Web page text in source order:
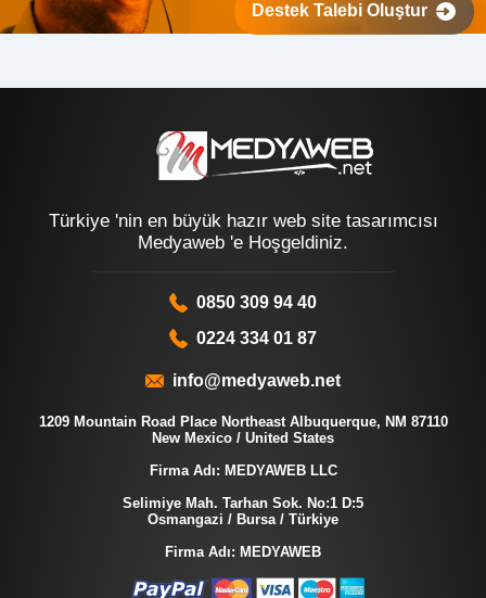
Destek Talebi Oluştur
Türkiye 'nin en büyük hazır web site tasarımcısı
Medyaweb 'e Hoşgeldiniz.
0850 309 94 40
0224 334 01 87
info@medyaweb.net
1209 Mountain Road Place Northeast Albuquerque, NM 87110
New Mexico / United States
Firma Adı: MEDYAWEB LLC
Selimiye Mah. Tarhan Sok. No:1 D:5
Osmangazi / Bursa / Türkiye
Firma Adı: MEDYAWEB